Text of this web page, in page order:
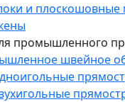
и
промышленного
швейное